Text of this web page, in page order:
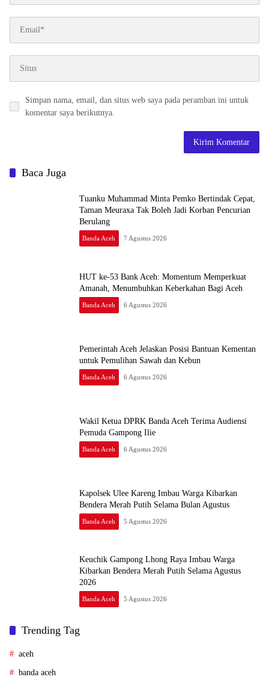
Simpan nama, email, dan situs web saya pada peramban ini untuk
komentar saya berikutnya.
Baca Juga
Tuanku Muhammad Minta Pemko Bertindak Cepat,
Taman Meuraxa Tak Boleh Jadi Korban Pencurian
Berulang
Banda Aceh 7 Agustus 2026
HUT ke-53 Bank Aceh: Momentum Memperkuat
Amanah, Menumbuhkan Keberkahan Bagi Aceh
Banda Aceh 6 Agustus 2026
Pemerintah Aceh Jelaskan Posisi Bantuan Kementan
untuk Pemulihan Sawah dan Kebun
Banda Aceh 6 Agustus 2026
Wakil Ketua DPRK Banda Aceh Terima Audiensi
Pemuda Gampong Ilie
Banda Aceh 6 Agustus 2026
Kapolsek Ulee Kareng Imbau Warga Kibarkan
Bendera Merah Putih Selama Bulan Agustus
Banda Aceh 5 Agustus 2026
Keuchik Gampong Lhong Raya Imbau Warga
Kibarkan Bendera Merah Putih Selama Agustus
2026
Banda Aceh 5 Agustus 2026
Trending Tag
aceh
banda aceh